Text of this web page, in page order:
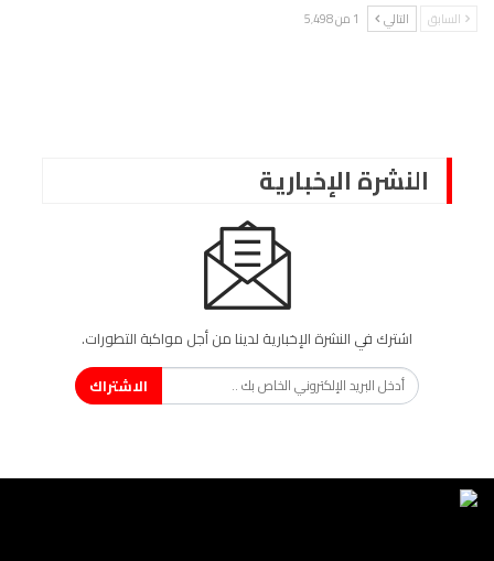
السابق التالي 1 من 5٬498
النشرة الإخبارية
اشترك في النشرة الإخبارية لدينا من أجل مواكبة التطورات.
الاشتراك